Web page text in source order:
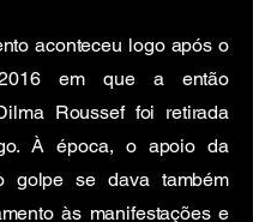
aconteceu logo após o
em que a então
Roussef foi retirada
À época, o apoio da
golpe se dava também
às manifestações e